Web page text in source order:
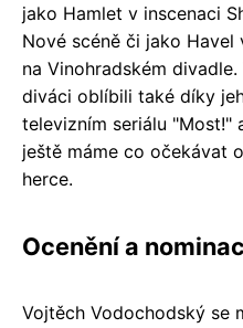
jako Hamlet v inscenaci
Nové scéně či jako
na Vinohradském
diváci oblíbili také díky
televizním seriálu "Most!"
ještě máme co očekávat
herce.
Ocenění a
Vojtěch Vodochodský se